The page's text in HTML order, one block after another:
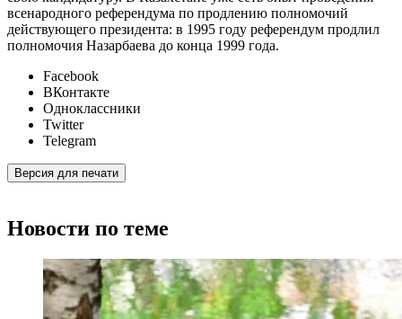
всенародного референдума по продлению полномочий
действующего президента: в 1995 году референдум продлил
полномочия Назарбаева до конца 1999 года.
Facebook
ВКонтакте
Одноклассники
Twitter
Telegram
Версия для печати
Новости по теме